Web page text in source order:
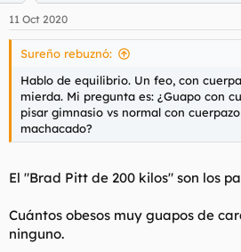
Era una frustración que alucinas. Yo
esfuerzo que hacía ese tío a nivel de
disciplina... porque para tener ese
cuadrados. Y comprobabas que no
Mientras que una gorda comedoritos
de agradar.
Tampoco es que necesitara
sabe. Eso se ve en la calle que es así,
11 Oct 2020
Sureño rebuznó:
Hablo de equilibrio. Un feo, con
mierda. Mi pregunta es: ¿Guapo con
pisar gimnasio vs normal con
machacado?
El "Brad Pitt de 200 kilos" son los
Cuántos obesos muy guapos de
ninguno.